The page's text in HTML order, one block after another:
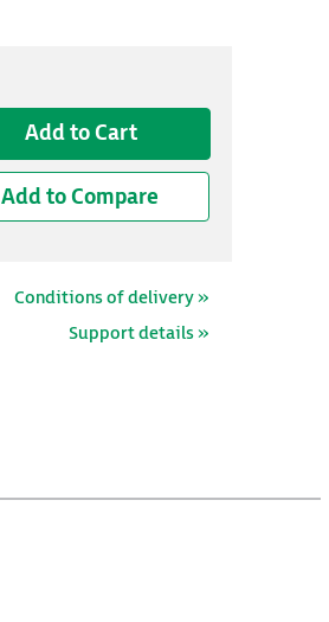
Add to Cart
Add to Compare
Conditions of delivery »
Support details »